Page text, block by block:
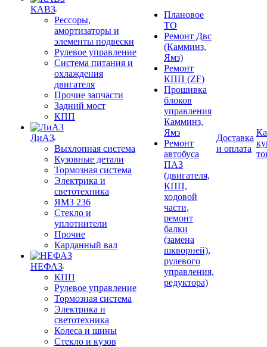
КАВЗ
Рессоры,
амортизаторы и
элементы подвески
Рулевое управление
Система питания и
охлаждения
двигателя
Прочие запчасти
Задний мост
КПП
ЛиАЗ
Выхлопная система
Кузовные детали
Тормозная система
Электрика и
светотехника
ЯМЗ 236
Стекло и
уплотнители
Прочие
Карданный вал
НЕФАЗ
КПП
Рулевое управление
Тормозная система
Электрика и
светотехника
Колеса и шины
Стекло и кузов
Плановое
ТО
Ремонт Двс
(Камминз,
Ямз)
Ремонт
КПП (ZF)
Прошивка
блоков
управления
Камминз,
Ямз
Ремонт
автобуса
ПАЗ
(двигателя,
КПП,
ходовой
части,
ремонт
балки
(замена
шкворней),
рулевого
управления,
редуктора)
Доставка
и оплата